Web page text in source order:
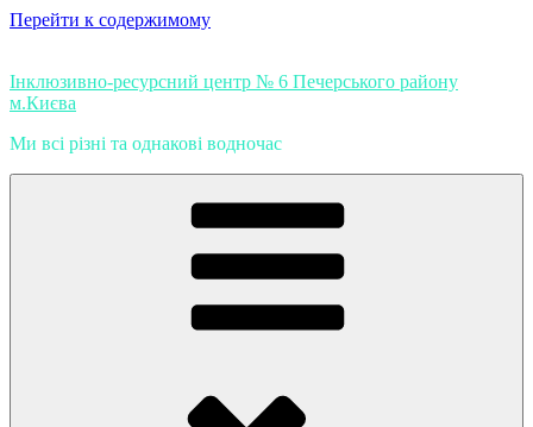
Перейти к содержимому
Інклюзивно-ресурсний центр № 6 Печерського району
м.Києва
Ми всі різні та однакові водночас